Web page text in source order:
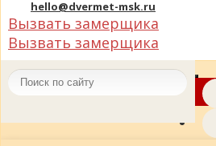
hello@dvermet-msk.ru
Вызвать замерщика
Вызвать замерщика